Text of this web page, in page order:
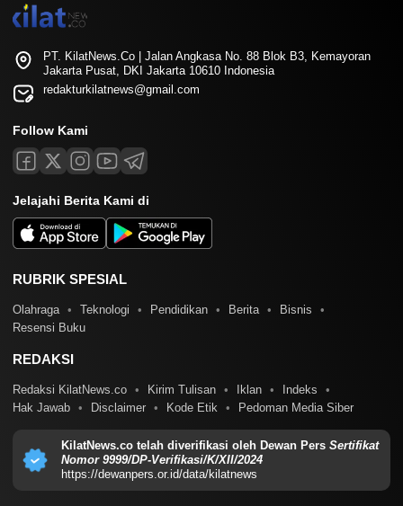
PT. KilatNews.Co | Jalan Angkasa No. 88 Blok B3, Kemayoran
Jakarta Pusat, DKI Jakarta 10610 Indonesia
redakturkilatnews@gmail.com
Follow Kami
Jelajahi Berita Kami di
RUBRIK SPESIAL
Olahraga Teknologi Pendidikan Berita
Bisnis
Resensi Buku
REDAKSI
Redaksi KilatNews.co Kirim Tulisan Iklan
Indeks
Hak Jawab
Disclaimer Kode Etik Pedoman Media Siber
KilatNews.co telah diverifikasi oleh Dewan Pers Sertifikat
Nomor 9999/DP-Verifikasi/K/XII/2024
https://dewanpers.or.id/data/kilatnews